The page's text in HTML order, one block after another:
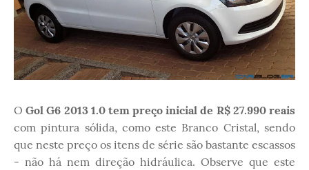
OGol G6 2013 1.0 tem preço inicial de R$ 27.990 reais
com pintura sólida, como este Branco Cristal, sendo
que neste preço os itens de série são bastante escassos
- não há nem direção hidráulica. Observe que este